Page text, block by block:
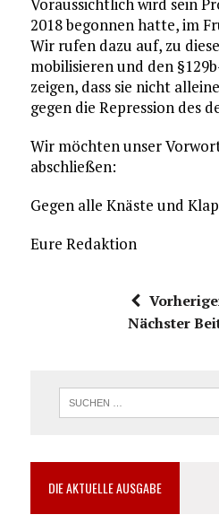
2018 begonnen hatte, im
Wir rufen dazu auf, zu
mobilisieren und den
zeigen, dass sie nicht
gegen die Repression des
Wir möchten unser
abschließen:
Gegen alle Knäste und
Eure Redaktion
Nächster
DIE AKTUELLE AUSGABE